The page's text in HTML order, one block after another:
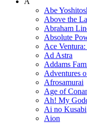
Abe
Above the
Abraham
Absolute
Ace
Ad Astra
Addams
Adventures
Afrosamurai
Age of
Ah! My
Ai no Kusabi
Aion